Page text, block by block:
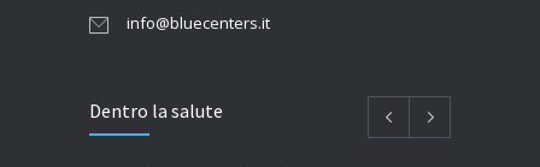
info@bluecenters.it
Dentro la salute